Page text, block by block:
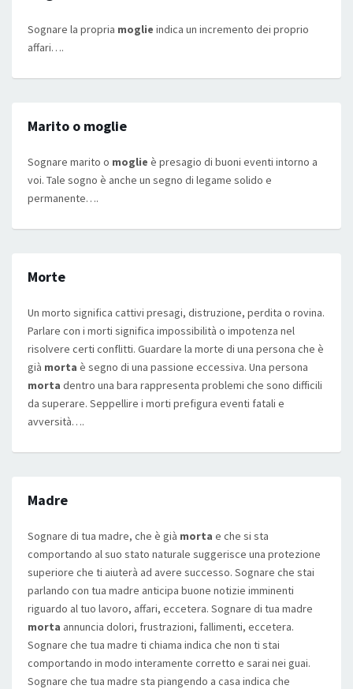
Sognare la propria moglie indica un incremento dei proprio
affari….
Marito o moglie
Sognare marito o moglie è presagio di buoni eventi intorno a
voi. Tale sogno è anche un segno di legame solido e
permanente….
Morte
Un morto significa cattivi presagi, distruzione, perdita o rovina.
Parlare con i morti significa impossibilità o impotenza nel
risolvere certi conflitti. Guardare la morte di una persona che è
già morta è segno di una passione eccessiva. Una persona
morta dentro una bara rappresenta problemi che sono difficili
da superare. Seppellire i morti prefigura eventi fatali e
avversità….
Madre
Sognare di tua madre, che è già morta e che si sta
comportando al suo stato naturale suggerisce una protezione
superiore che ti aiuterà ad avere successo. Sognare che stai
parlando con tua madre anticipa buone notizie imminenti
riguardo al tuo lavoro, affari, eccetera. Sognare di tua madre
morta annuncia dolori, frustrazioni, fallimenti, eccetera.
Sognare che tua madre ti chiama indica che non ti stai
comportando in modo interamente corretto e sarai nei guai.
Sognare che tua madre sta piangendo a casa indica che